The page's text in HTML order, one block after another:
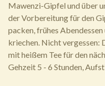
Mawenzi-Gipfel und über
der Vorbereitung für den
packen, frühes
kriechen. Nicht vergessen:
mit heißem Tee für den
Gehzeit 5 - 6 Stunden,